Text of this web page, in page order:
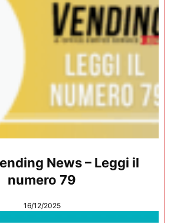
News – Leggi il
numero 79
16/12/2025